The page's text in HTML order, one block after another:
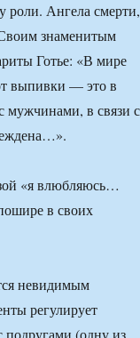
роли. Ангела смерти,
Своим знаменитым
Готье: «В мире
выпивки — это в
мужчинами, в связи с
«я влюбляюсь…
в своих
невидимым
регулирует